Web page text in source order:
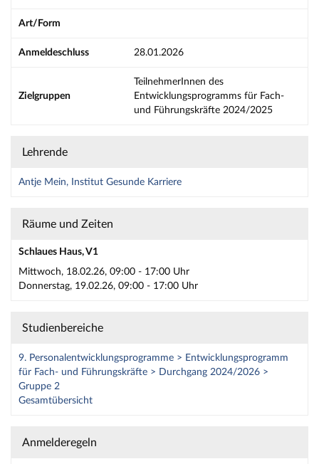
Art/Form
Anmeldeschluss 28.01.2026
Zielgruppen
TeilnehmerInnen des
Entwicklungsprogramms für Fach-
und Führungskräfte 2024/2025
Lehrende
Antje Mein, Institut Gesunde Karriere
Räume und Zeiten
Schlaues Haus, V1
Mittwoch, 18.02.26, 09:00 - 17:00 Uhr
Donnerstag, 19.02.26, 09:00 - 17:00 Uhr
Studienbereiche
9. Personalentwicklungsprogramme > Entwicklungsprogramm
für Fach- und Führungskräfte > Durchgang 2024/2026 >
Gruppe 2
Gesamtübersicht
Anmelderegeln